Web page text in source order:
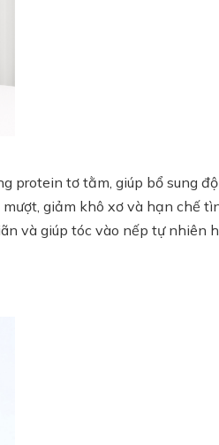
protein tơ tằm, giúp bổ sung độ
giảm khô xơ và hạn chế
và giúp tóc vào nếp tự nhiên